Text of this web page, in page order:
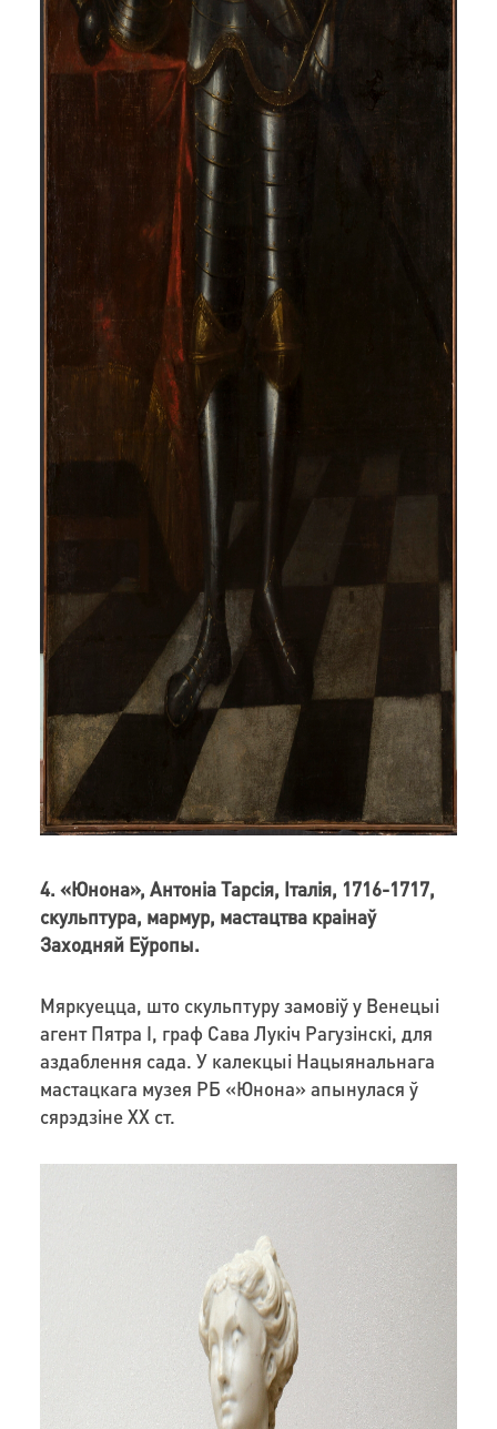
4. «Юнона», Антоніа Тарсія, Італія, 1716-1717,
скульптура, мармур, мастацтва краінаў
Заходняй Еўропы.
Мяркуецца, што скульптуру замовіў у Венецыі
агент Пятра І, граф Сава Лукіч Рагузінскі, для
аздаблення сада. У калекцыі Нацыянальнага
мастацкага музея РБ «Юнона» апынулася ў
сярэдзіне ХХ ст.